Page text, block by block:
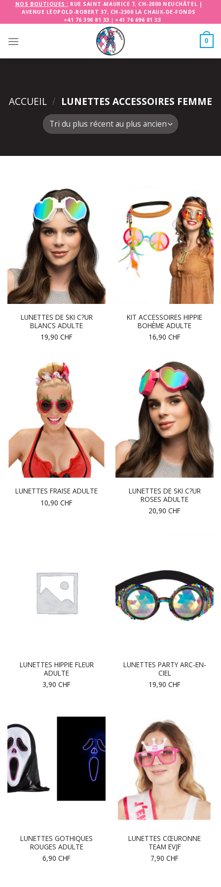
NOS BOUTIQUES : RUE SAINT-MAURICE 7, CH-2000 NEUCHÂTEL |
AVENUE LÉOPOLD-ROBERT 37, CH-2300 LA CHAUX-DE-FONDS
+41 76 390 81 33 | +41 76 696 81 33
0
ACCUEIL / LUNETTES ACCESSOIRES FEMME
LUNETTES DE SKI C?UR
BLANCS ADULTE
19,90 CHF
KIT ACCESSOIRES HIPPIE
BOHÈME ADULTE
16,90 CHF
LUNETTES FRAISE ADULTE
10,90 CHF
LUNETTES DE SKI C?UR
ROSES ADULTE
20,90 CHF
LUNETTES HIPPIE FLEUR
ADULTE
3,90 CHF
LUNETTES PARTY ARC-EN-
CIEL
19,90 CHF
LUNETTES GOTHIQUES
ROUGES ADULTE
6,90 CHF
LUNETTES CŒURONNE
TEAM EVJF
7,90 CHF